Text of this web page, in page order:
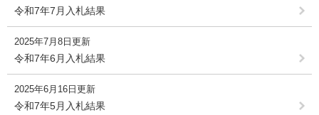
令和7年7月入札結果
2025年7月8日更新
令和7年6月入札結果
2025年6月16日更新
令和7年5月入札結果